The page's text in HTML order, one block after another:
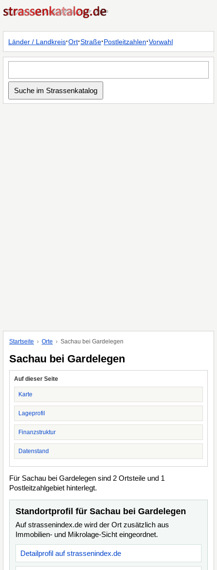
Länder / Landkreis·Ort·Straße·Postleitzahlen·Vorwahl
Startseite Orte Sachau bei Gardelegen
Sachau bei Gardelegen
Auf dieser Seite
Karte
Lageprofil
Finanzstruktur
Datenstand
Für Sachau bei Gardelegen sind 2 Ortsteile und 1
Postleitzahlgebiet hinterlegt.
Standortprofil für Sachau bei Gardelegen
Auf strassenindex.de wird der Ort zusätzlich aus
Immobilien- und Mikrolage-Sicht eingeordnet.
Detailprofil auf strassenindex.de